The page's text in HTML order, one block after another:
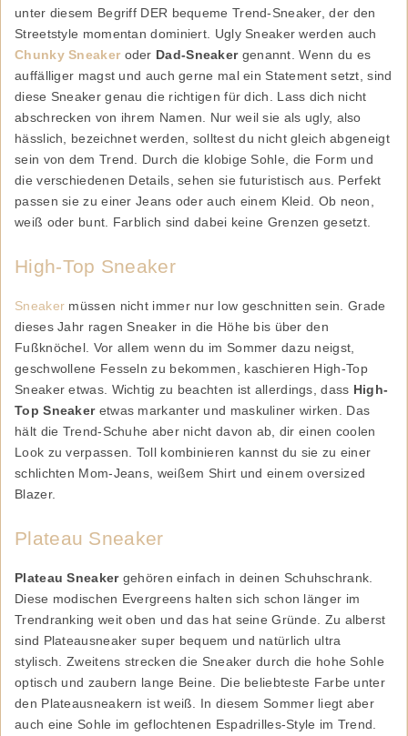
unter diesem Begriff DER bequeme Trend-Sneaker, der den
Streetstyle momentan dominiert. Ugly Sneaker werden auch
Chunky Sneaker oder Dad-Sneakergenannt. Wenn du es
auffälliger magst und auch gerne mal ein Statement setzt, sind
diese Sneaker genau die richtigen für dich. Lass dich nicht
abschrecken von ihrem Namen. Nur weil sie als ugly, also
hässlich, bezeichnet werden, solltest du nicht gleich abgeneigt
sein von dem Trend. Durch die klobige Sohle, die Form und
die verschiedenen Details, sehen sie futuristisch aus. Perfekt
passen sie zu einer Jeans oder auch einem Kleid. Ob neon,
weiß oder bunt. Farblich sind dabei keine Grenzen gesetzt.
High-Top Sneaker
Sneaker müssen nicht immer nur low geschnitten sein. Grade
dieses Jahr ragen Sneaker in die Höhe bis über den
Fußknöchel. Vor allem wenn du im Sommer dazu neigst,
geschwollene Fesseln zu bekommen, kaschieren High-Top
Sneaker etwas. Wichtig zu beachten ist allerdings, dass High-
Top Sneakeretwas markanter und maskuliner wirken. Das
hält die Trend-Schuhe aber nicht davon ab, dir einen coolen
Look zu verpassen. Toll kombinieren kannst du sie zu einer
schlichten Mom-Jeans, weißem Shirt und einem oversized
Blazer.
Plateau Sneaker
Plateau Sneakergehören einfach in deinen Schuhschrank.
Diese modischen Evergreens halten sich schon länger im
Trendranking weit oben und das hat seine Gründe. Zu alberst
sind Plateausneaker super bequem und natürlich ultra
stylisch. Zweitens strecken die Sneaker durch die hohe Sohle
optisch und zaubern lange Beine. Die beliebteste Farbe unter
den Plateausneakern ist weiß. In diesem Sommer liegt aber
auch eine Sohle im geflochtenen Espadrilles-Style im Trend.